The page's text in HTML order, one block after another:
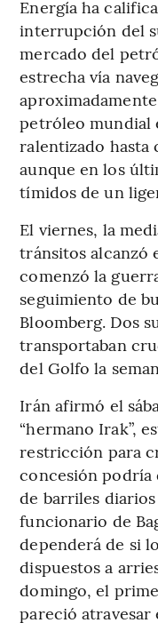
Energía ha
interrupción del
mercado del
estrecha vía
petróleo mundial
ralentizado hasta
aunque en los
tímidos de un
El viernes, la
tránsitos alcanzó
comenzó la
seguimiento de
Bloomberg. Dos
transportaban
del Golfo la
Irán afirmó el
“hermano Irak”,
restricción para
concesión podría
de barriles
funcionario de
dependerá de si
dispuestos a
domingo, el
pareció atravesar